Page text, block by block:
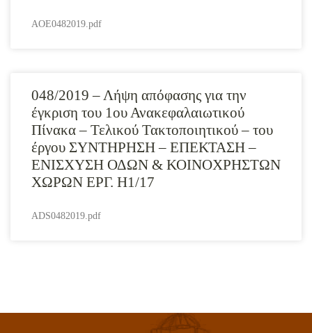
AOE0482019.pdf
048/2019 – Λήψη απόφασης για την
έγκριση του 1ου Ανακεφαλαιωτικού
Πίνακα – Τελικού Τακτοποιητικού – του
έργου ΣΥΝΤΗΡΗΣΗ – ΕΠΕΚΤΑΣΗ –
ΕΝΙΣΧΥΣΗ ΟΔΩΝ & ΚΟΙΝΟΧΡΗΣΤΩΝ
ΧΩΡΩΝ ΕΡΓ. Η1/17
ADS0482019.pdf